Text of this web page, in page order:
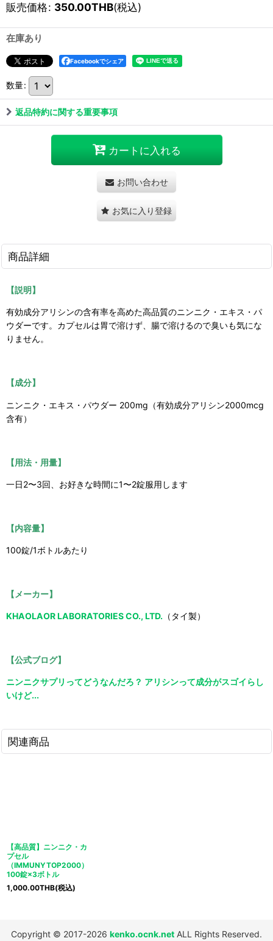
販売価格: 350.00THB(税込)
在庫あり
Facebookでシェア
数量:
返品特約に関する重要事項
カートに入れる
お問い合わせ
お気に入り登録
商品詳細
【説明】
有効成分アリシンの含有率を高めた高品質のニンニク・エキス・パ
ウダーです。カプセルは胃で溶けず、腸で溶けるので臭いも気にな
りません。
【成分】
ニンニク・エキス・パウダー 200mg（有効成分アリシン2000mcg
含有）
【用法・用量】
一日2〜3回、お好きな時間に1〜2錠服用します
【内容量】
100錠/1ボトルあたり
【メーカー】
KHAOLAOR LABORATORIES CO., LTD. （タイ製）
【公式ブログ】
ニンニクサプリってどうなんだろ？ アリシンって成分がスゴイらし
いけど...
関連商品
【高品質】ニンニク・カ
プセル
（IMMUNYTOP2000）
100錠×3ボトル
1,000.00THB(税込)
Copyright © 2017-2026 kenko.ocnk.net ALL Rights Reserved.